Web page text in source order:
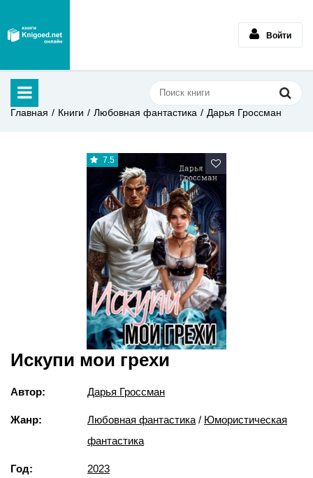
Войти
Главная Книги Любовная фантастика Дарья Гроссман
7.5
Искупи мои грехи
Автор: Дарья Гроссман
Жанр: Любовная фантастика / Юмористическая
фантастика
Год: 2023